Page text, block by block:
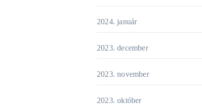
2024. január
2023. december
2023. november
2023. október